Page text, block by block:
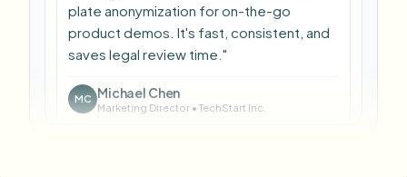
my vlogs."
SJ Sarah Johnson
Content Creator• YouTube